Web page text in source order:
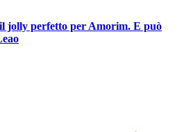
jolly perfetto per Amorim. E può